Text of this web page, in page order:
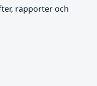
rapporter och